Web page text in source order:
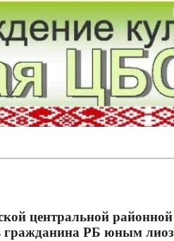
центральной районной
гражданина РБ юным